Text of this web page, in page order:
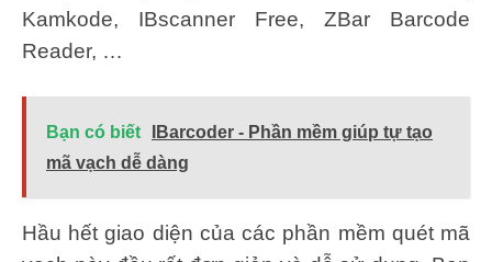
Kamkode, IBscanner Free, ZBar Barcode
Reader, …
Bạn có biết
IBarcoder - Phần mềm giúp tự tạo
mã vạch dễ dàng
Hầu hết giao diện của các phần mềm quét mã